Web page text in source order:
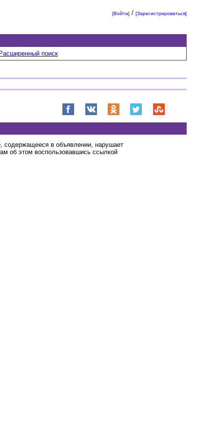
[Войти] /[Зарегистрироваться]
Расширенный поиск
содержащееся в объявлении, нарушает
об этом воспользовавшись ссылкой